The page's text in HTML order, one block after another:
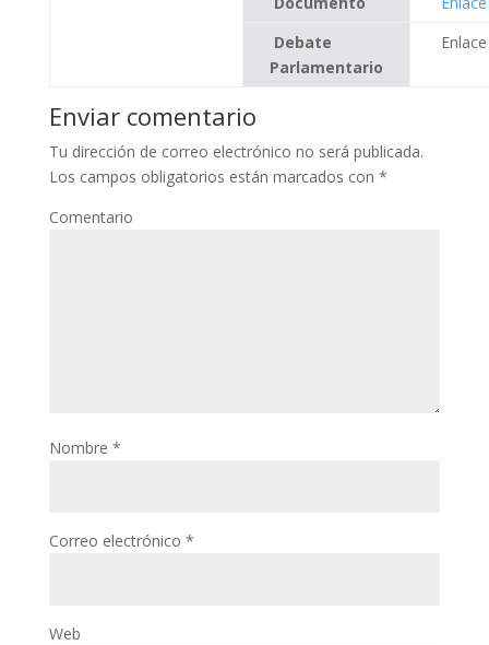
Debate
Parlamentario
Enlace
Enviar comentario
Tu dirección de correo electrónico no será publicada.
Los campos obligatorios están marcados con *
Comentario
Nombre *
Correo electrónico *
Web